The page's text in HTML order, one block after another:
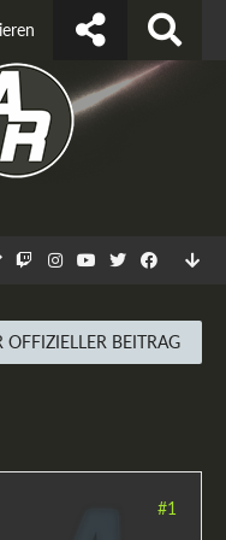
OFFIZIELLER BEITRAG
#1